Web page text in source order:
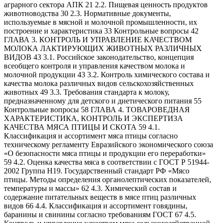
аграрного сектора АПК 21 2.2. Пищевая ценность продуктов
животноводства 30 2.3. Нормативные документы,
используемые в мясной и молочной промышленности, их
построение и характеристика 33 Контрольные вопросы 42
ГЛАВА 3. КОНТРОЛЬ И УПРАВЛЕНИЕ КАЧЕСТВОМ
МОЛОКА ЛАКТИРУЮЩИХ ЖИВОТНЫХ РАЗЛИЧНЫХ
ВИДОВ 43 3.1. Российское законодательство, концепция
всеобщего контроля и управления качеством молока и
молочной продукции 43 3.2. Контроль химического состава и
качества молока различных видов сельскохозяйственных
животных 49 3.3. Требования стандарта к молоку,
предназначенному для детского и диетического питания 55
Контрольные вопросы 58 ГЛАВА 4. ТОВАРОВЕДНАЯ
ХАРАКТЕРИСТИКА, КОНТРОЛЬ И ЭКСПЕРТИЗА
КАЧЕСТВА МЯСА ПТИЦЫ И СКОТА 59 4.1.
Классификация и ассортимент мяса птицы согласно
техническому регламенту Евразийского экономического союза
«О безопасности мяса птицы и продукции его переработки»
59 4.2. Оценка качества мяса в соответствии с ГОСТ Р 51944-
2002 Группа Н19. Государственный стандарт РФ «Мясо
птицы. Методы определения органолептических показателей,
температуры и массы» 62 4.3. Химический состав и
содержание питательных веществ в мясе птиц различных
видов 66 4.4. Классификация и ассортимент говядины,
баранины и свинины согласно требованиям ГОСТ 67 4.5.